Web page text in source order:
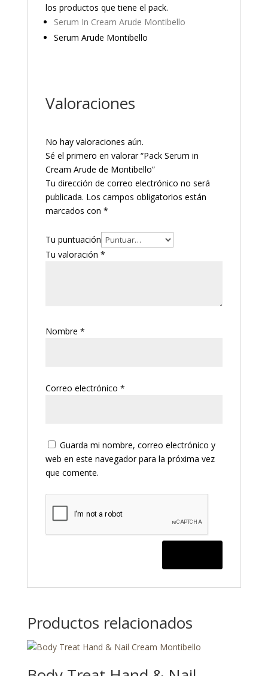
los productos que tiene el pack.
Serum In Cream Arude Montibello
Serum Arude Montibello
Valoraciones
No hay valoraciones aún.
Sé el primero en valorar “Pack Serum in
Cream Arude de Montibello”
Tu dirección de correo electrónico no será
publicada. Los campos obligatorios están
marcados con *
Tu puntuación
Tu valoración *
Nombre *
Correo electrónico *
Guarda mi nombre, correo electrónico y
web en este navegador para la próxima vez
que comente.
Productos relacionados